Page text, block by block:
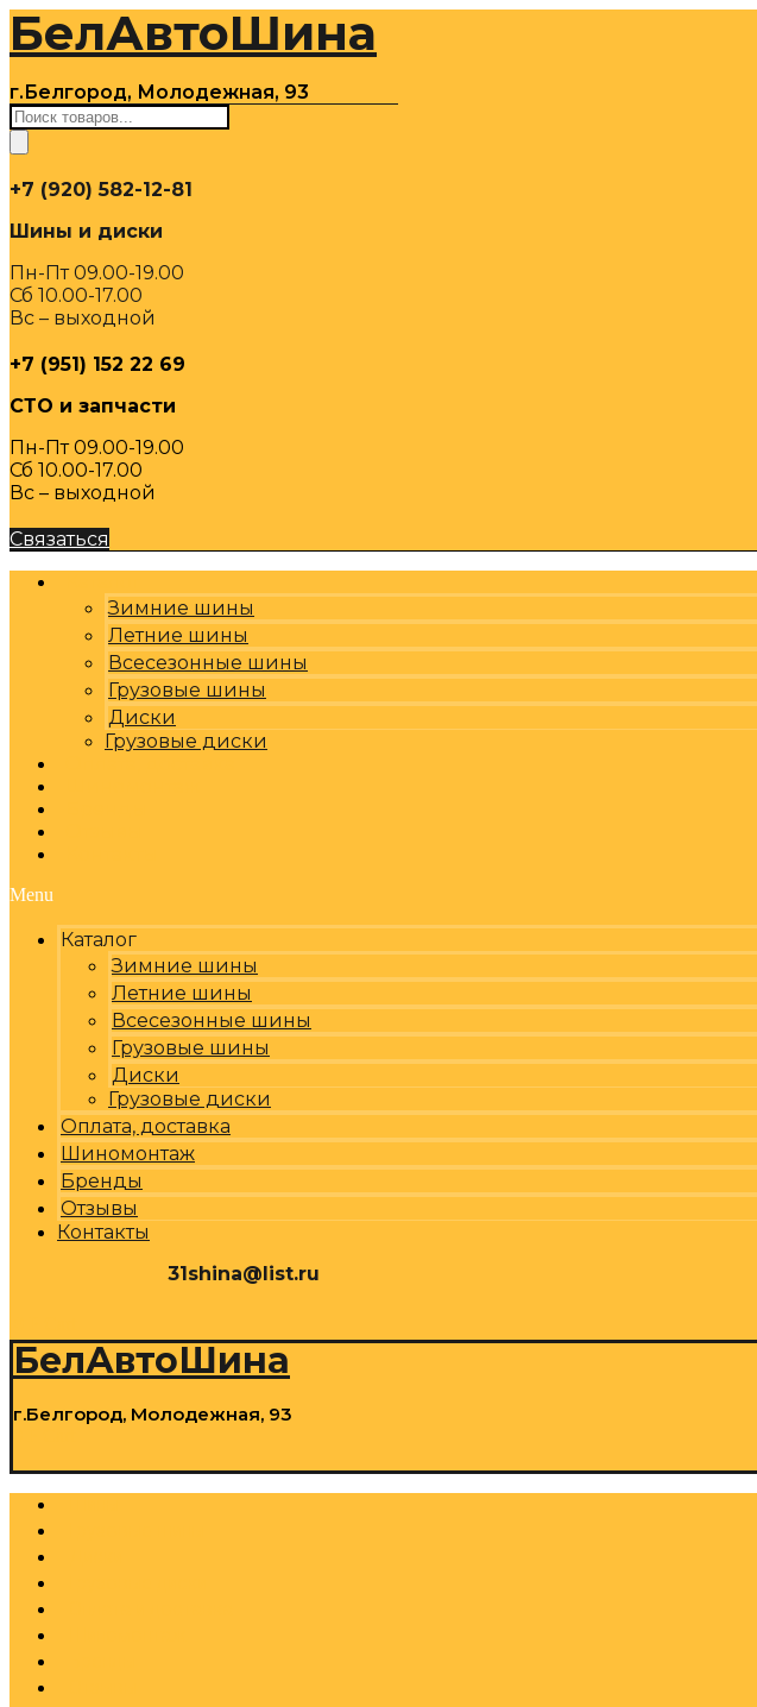
Перейти
содержимому
БелАвтоШина
г.Белгород, Молодежная, 93
Поиск
товаров
+7 (920) 582-12-81
Шины и диски
Пн-Пт 09.00-19.00
Сб 10.00-17.00
Вс – выходной
+7 (951) 152 22 69
СТО и запчасти
Пн-Пт 09.00-19.00
Сб 10.00-17.00
Вс – выходной
Связаться
Зимние шины
Летние шины
Всесезонные шины
Грузовые шины
Диски
Грузовые диски
Menu
Каталог
Зимние шины
Летние шины
Всесезонные шины
Грузовые шины
Диски
Грузовые диски
Оплата, доставка
Шиномонтаж
Бренды
Отзывы
Контакты
31shina@list.ru
БелАвтоШина
г.Белгород, Молодежная, 93